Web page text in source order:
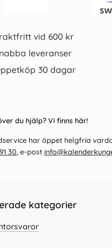
vid 600 kr
leveranser
30 dagar
du hjälp? Vi finns här!
har öppet helgfria
30, e-post
kategorier